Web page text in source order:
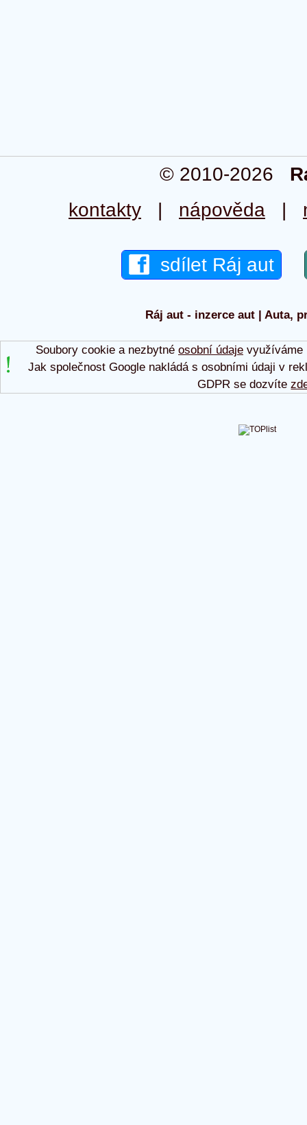
© 2010-2026
kontakty | nápověda |
sdílet Ráj aut
Ráj aut - inzerce aut | Auta,
Soubory cookie a nezbytné osobní údajevyužíváme
Jak společnost Google nakládá s osobními údaji v
GDPR se dozvíte